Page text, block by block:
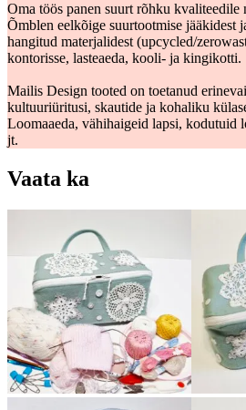
Oma töös panen suurt rõhku
Õmblen eelkõige suurtootmise jääkidest
hangitud materjalidest (upcycled/
kontorisse, lasteaeda, kooli- ja kingikotti.
Mailis Design tooted on toetanud
kultuuriüritusi, skautide ja kohaliku
Loomaaeda, vähihaigeid lapsi, kodutuid
jt.
Vaata ka